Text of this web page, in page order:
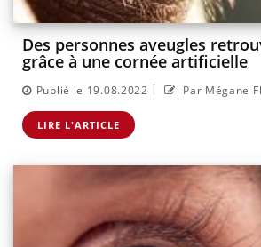
Des personnes aveugles
grâce à une cornée artificielle
Publié le 19.08.2022 | Par Mégane
LIRE L'ARTICLE